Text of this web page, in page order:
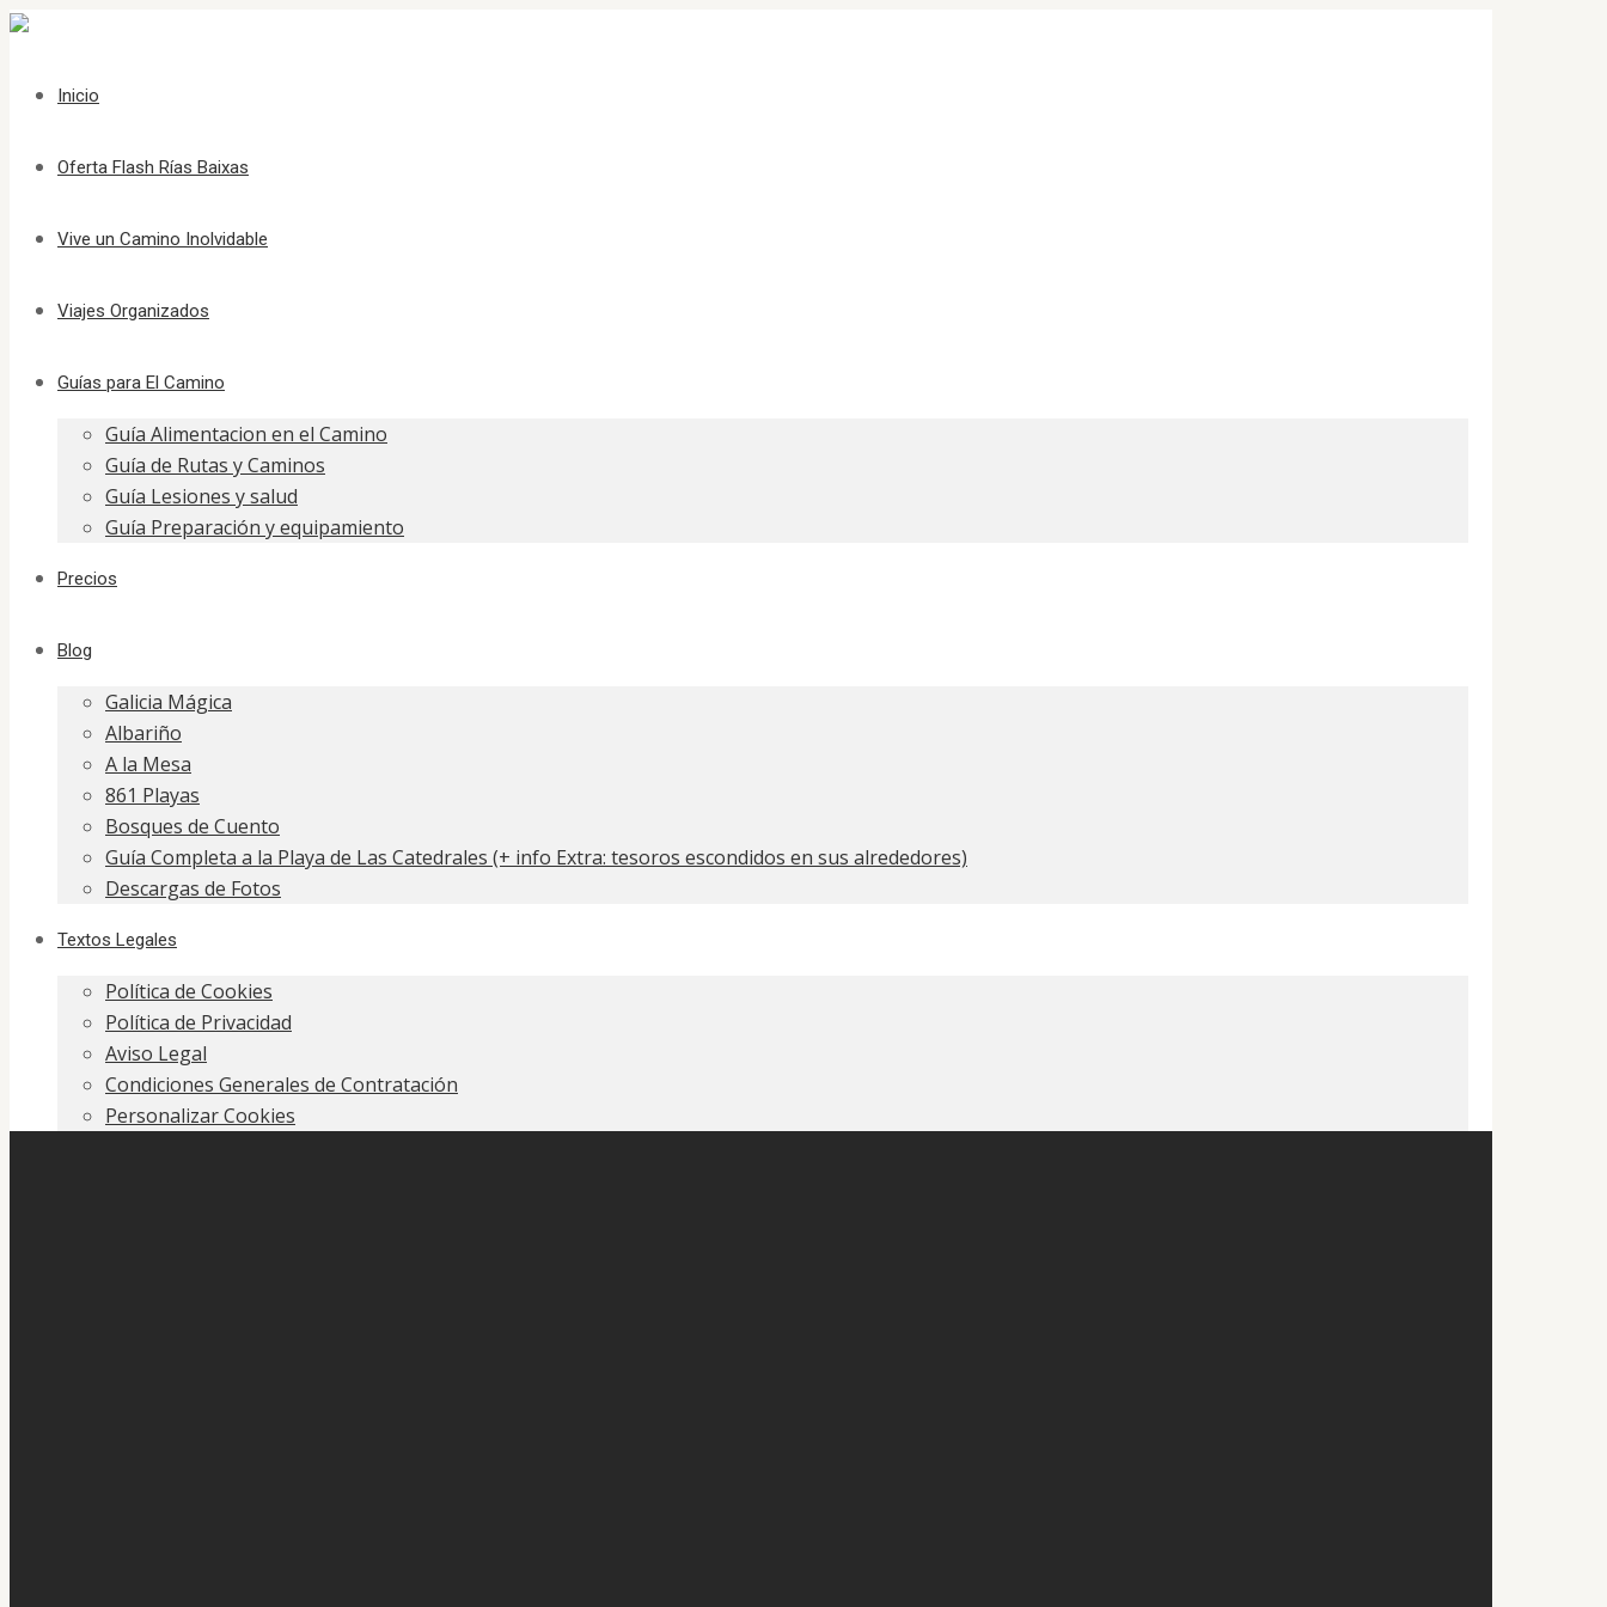
Inicio
Oferta Flash Rías Baixas
Vive un Camino Inolvidable
Viajes Organizados
Guías para El Camino
Guía Alimentacion en el Camino
Guía de Rutas y Caminos
Guía Lesiones y salud
Guía Preparación y equipamiento
Precios
Blog
Galicia Mágica
Albariño
A la Mesa
861 Playas
Bosques de Cuento
Guía Completa a la Playa de Las Catedrales (+ info Extra: tesoros escondidos en sus alrededores)
Descargas de Fotos
Textos Legales
Política de Cookies
Política de Privacidad
Aviso Legal
Condiciones Generales de Contratación
Personalizar Cookies